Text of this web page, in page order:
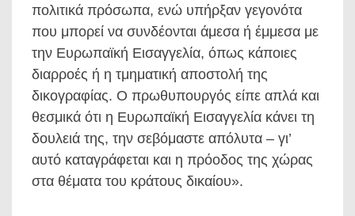
πολιτικά πρόσωπα, ενώ υπήρξαν γεγονότα
που μπορεί να συνδέονται άμεσα ή έμμεσα με
την Ευρωπαϊκή Εισαγγελία, όπως κάποιες
διαρροές ή η τμηματική αποστολή της
δικογραφίας. Ο πρωθυπουργός είπε απλά και
θεσμικά ότι η Ευρωπαϊκή Εισαγγελία κάνει τη
δουλειά της, την σεβόμαστε απόλυτα – γι’
αυτό καταγράφεται και η πρόοδος της χώρας
στα θέματα του κράτους δικαίου».